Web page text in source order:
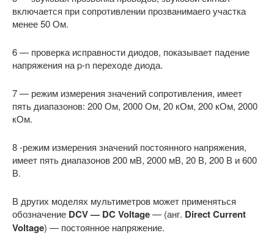
включается при сопротивлении прозванимаего участка
менее 50 Ом.
6 — проверка исправности диодов, показывает падение
напряжения на p-n переходе диода.
7 — режим измерения значений сопротивления, имеет
пять диапазонов: 200 Ом, 2000 Ом, 20 кОм, 200 кОм, 2000
кОм.
8 -режим измерения значений постоянного напряжения,
имеет пять диапазонов 200 мВ, 2000 мВ, 20 В, 200 В и 600
В.
В других моделях мультиметров может применяться
обозначение DCV — DC Voltage— (анг. Direct Current
Voltage) — постоянное напряжение.